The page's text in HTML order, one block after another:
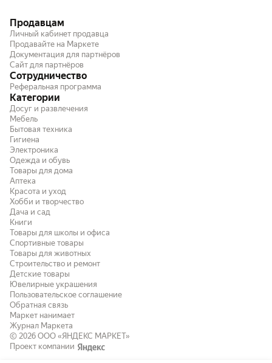
Продавцам
Личный кабинет продавца
Продавайте на Маркете
Документация для партнёров
Сайт для партнёров
Сотрудничество
Реферальная программа
Категории
Досуг и развлечения
Мебель
Бытовая техника
Гигиена
Электроника
Одежда и обувь
Товары для дома
Аптека
Красота и уход
Хобби и творчество
Дача и сад
Книги
Товары для школы и офиса
Спортивные товары
Товары для животных
Строительство и ремонт
Детские товары
Ювелирные украшения
Пользовательское соглашение
Обратная связь
Маркет нанимает
Журнал Маркета
© 2026 ООО «ЯНДЕКС МАРКЕТ»
Проект компании